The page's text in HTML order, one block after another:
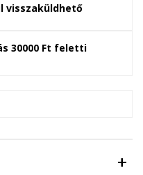
visszaküldhető
30000 Ft feletti